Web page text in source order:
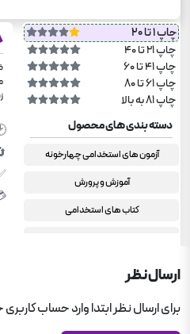
چاپ 1 تا 20
چاپ 21 تا 40
چاپ 41 تا 60
چاپ 61 تا 80
چاپ 81 به بالا
دسته بندی های محصول
آزمون های استخدامی چهارخونه
آموزش و پرورش
کتاب های استخدامی
کتاب های استخدامیارسال نظر
برای ارسال نظر ابتدا وارد حساب